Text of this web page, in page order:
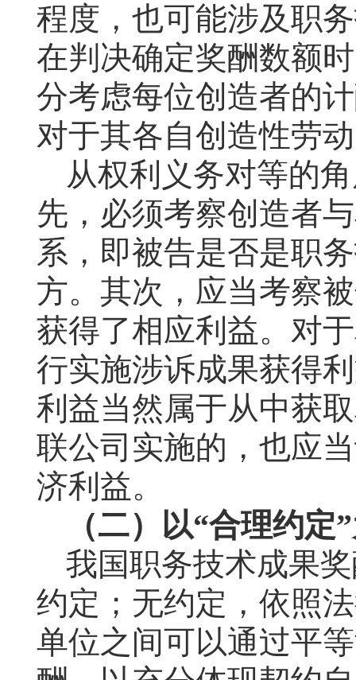
程度，也可能涉及职
在判决确定奖酬数额
分考虑每位创造者的
对于其各自创造性劳
从权利义务对等的
先，必须考察创造者
系，即被告是否是职
方。其次，应当考察
获得了相应利益。对
行实施涉诉成果获得
利益当然属于从中获
联公司实施的，也应
济利益。
（二） 以“合理约定
我国职务技术成果
约定；无约定，依照
单位之间可以通过平